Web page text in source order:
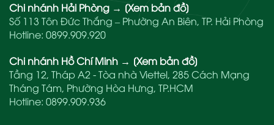
Chi nhánh Hải Phòng → [Xem bản đồ]
Số 113 Tôn Đức Thắng – Phường An Biên, TP. Hải Phòng
Hotline: 0899.909.920
Chi nhánh Hồ Chí Minh → [Xem bản đồ]
Tầng 12, Tháp A2 - Tòa nhà Viettel, 285 Cách Mạng
Tháng Tám, Phường Hòa Hưng, TP.HCM
Hotline: 0899.909.936